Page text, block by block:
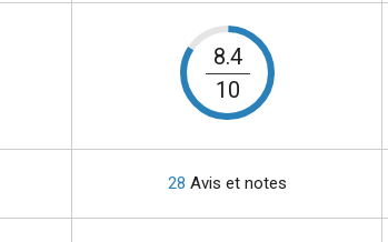
8.4
10
28 Avis et notes